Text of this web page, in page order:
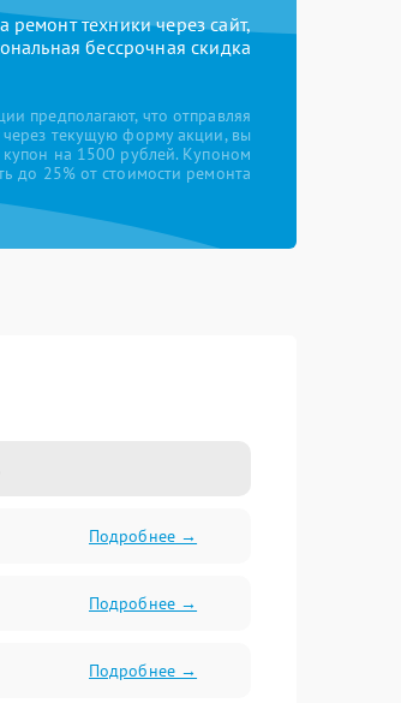
техники через сайт,
бессрочная скидка
предполагают, что отправляя
через текущую форму акции, вы
купон на 1500 рублей. Купоном
до 25% от стоимости ремонта
Подробнее →
Подробнее →
Подробнее →